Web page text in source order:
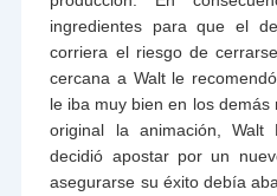
ingredientes para que el
corriera el riesgo de
cercana a Walt le
le iba muy bien en los demás
original la animación,
decidió apostar por un
asegurarse su éxito debía